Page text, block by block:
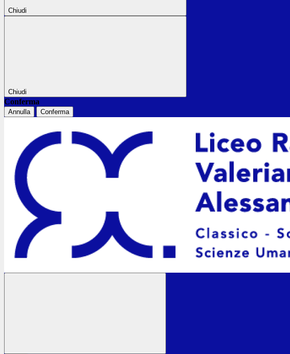
Chiudi
Chiudi
Conferma
Annulla Conferma